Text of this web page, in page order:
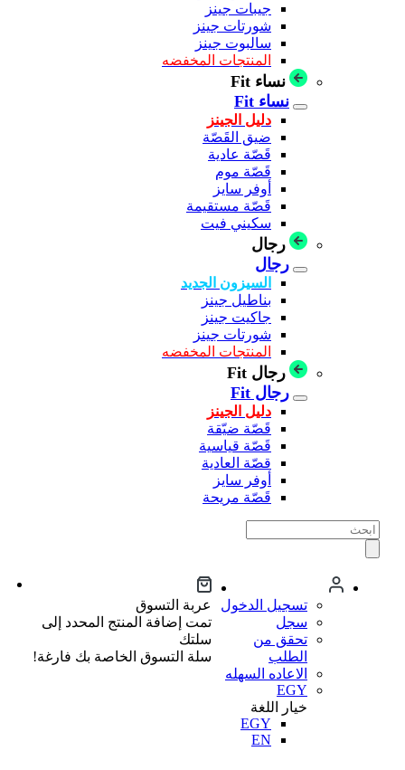
جيبات جينز
شورتات جينز
سالبوت جينز
المنتجات المخفضه
نساء Fit
نساء Fit
دليل الجينز
ضيق القَصّة
قَصّة عادية
قَصّة موم
أوفر سايز
قَصّة مستقيمة
سكيني فيت
رجال
رجال
السيزون الجديد
بناطيل جينز
جاكيت جينز
شورتات جينز
المنتجات المخفضه
رجال Fit
رجال Fit
دليل الجينز
قَصّة ضيّقة
قَصّة قياسية
قصّة العادية
أوفر سايز
قَصّة مريحة
تسجيل الدخول
سجل
تحقق من
الطلب
الاعاده السهله
EGY
خيار اللغة
EGY
EN
عربة التسوق
تمت إضافة المنتج المحدد إلى
سلتك
سلة التسوق الخاصة بك فارغة!